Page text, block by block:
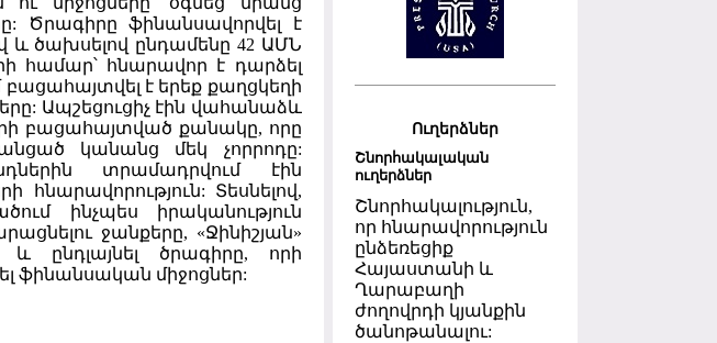
Ծրագիրը ֆինանսավորվել է
և ծախսելով ընդամենը 42 ԱՄՆ
համար՝ հնարավոր է դարձել
բացահայտվել է երեք քաղցկեղի
Ապշեցուցիչ էին վահանաձև
բացահայտված քանակը, որը
կանանց մեկ չորրոդը:
տրամադրվում էին
Տեսնելով,
ինչպես իրականություն
ջանքերը, «Ջինիշյան»
և ընդլայնել ծրագիրը, որի
ֆինանսական միջոցներ:
Ուղերձներ
Շնորհակալական
ուղերձներ
Շնորհակալություն,
որ հնարավորություն
ընձեռեցիք
Հայաստանի և
Ղարաբաղի
ժողովրդի կյանքին
ծանոթանալու: